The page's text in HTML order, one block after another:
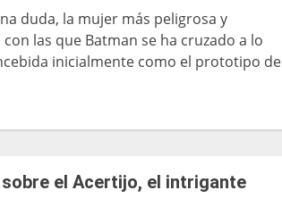
duda, la mujer más peligrosa y
las que Batman se ha cruzado a lo
inicialmente como el prototipo de
el Acertijo, el intrigante